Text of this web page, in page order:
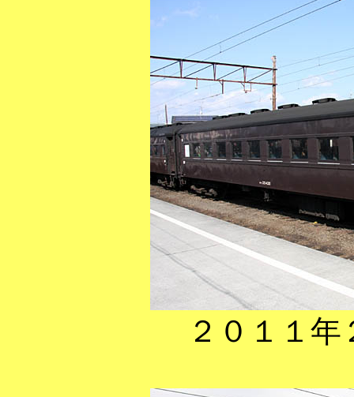
２０１１